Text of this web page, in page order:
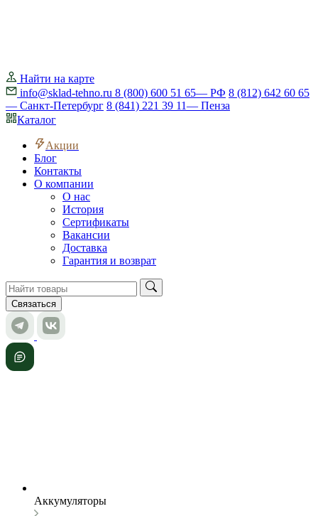
Найти на карте
info@sklad-tehno.ru 8 (800) 600 51 65— РФ 8 (812) 642 60 65
— Санкт-Петербург 8 (841) 221 39 11— Пенза
Каталог
Акции
Блог
Контакты
О компании
О нас
История
Сертификаты
Вакансии
Доставка
Гарантия и возврат
Связаться
Аккумуляторы